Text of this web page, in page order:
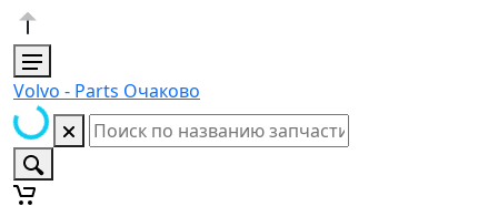
Volvo - Parts Очаково